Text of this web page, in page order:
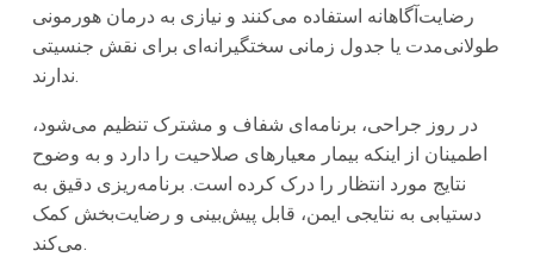
رضایت‌آگاهانه استفاده می‌کنند و نیازی به درمان هورمونی
طولانی‌مدت یا جدول زمانی سختگیرانه‌ای برای نقش جنسیتی
ندارند.
در روز جراحی، برنامه‌ای شفاف و مشترک تنظیم می‌شود،
اطمینان از اینکه بیمار معیارهای صلاحیت را دارد و به وضوح
نتایج مورد انتظار را درک کرده است. برنامه‌ریزی دقیق به
دستیابی به نتایجی ایمن، قابل پیش‌بینی و رضایت‌بخش کمک
می‌کند.